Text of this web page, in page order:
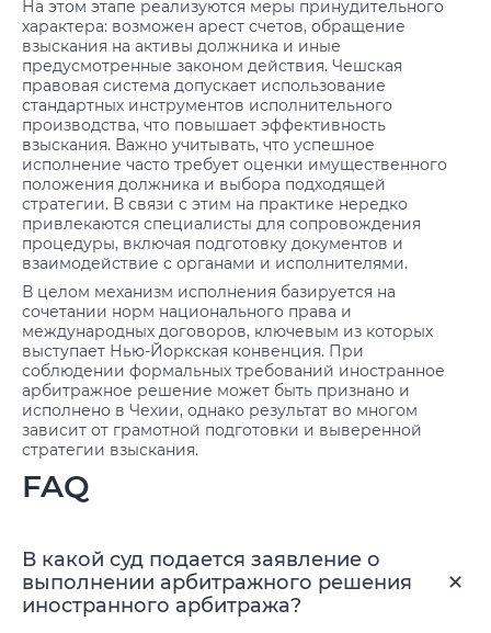
На этом этапе реализуются меры принудительного
характера: возможен арест счетов, обращение
взыскания на активы должника и иные
предусмотренные законом действия. Чешская
правовая система допускает использование
стандартных инструментов исполнительного
производства, что повышает эффективность
взыскания. Важно учитывать, что успешное
исполнение часто требует оценки имущественного
положения должника и выбора подходящей
стратегии. В связи с этим на практике нередко
привлекаются специалисты для сопровождения
процедуры, включая подготовку документов и
взаимодействие с органами и исполнителями.
В целом механизм исполнения базируется на
сочетании норм национального права и
международных договоров, ключевым из которых
выступает Нью-Йоркская конвенция. При
соблюдении формальных требований иностранное
арбитражное решение может быть признано и
исполнено в Чехии, однако результат во многом
зависит от грамотной подготовки и выверенной
стратегии взыскания.
FAQ
В какой суд подается заявление о
выполнении арбитражного решения
иностранного арбитража?